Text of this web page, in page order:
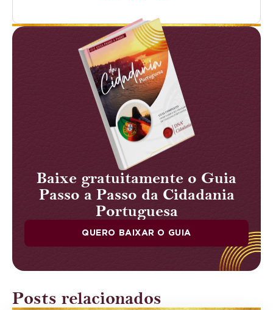
Baixe gratuitamente o Guia
Passo a Passo da Cidadania
Portuguesa
QUERO BAIXAR O GUIA
Posts relacionados